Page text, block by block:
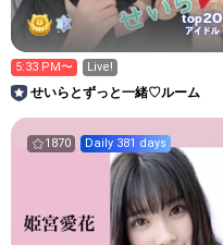
top20
アイドル
5:33 PM〜 Live!
せいらとずっと一緒♡ルーム
1870 Daily 381 days